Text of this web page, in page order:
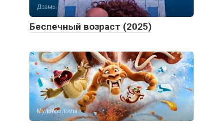
Драмы
Беспечный возраст (2025)
Мультфильмы